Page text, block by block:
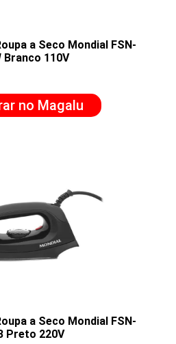
a Seco Mondial FSN-
Branco 110V
no Magalu
a Seco Mondial FSN-
Preto 220V